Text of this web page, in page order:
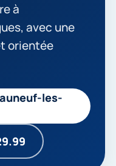
à
avec une
orientée
les-